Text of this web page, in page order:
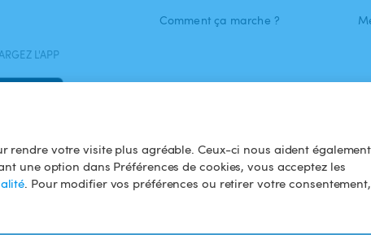
rendre votre visite plus agréable. Ceux-ci nous aident
une option dans Préférences de cookies, vous acceptez les
. Pour modifier vos préférences ou retirer votre consentement,
Comment ça marche ?
L'APP